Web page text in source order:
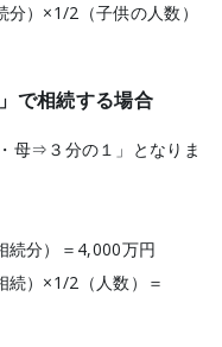
）×1/2（子供の人数）
で相続する場合
母⇒３分の１」となりま
分）＝4,000万円
）×1/2（人数）＝